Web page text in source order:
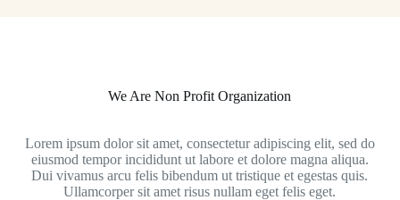
We Are Non Profit Organization
Lorem ipsum dolor sit amet, consectetur adipiscing elit, sed do
eiusmod tempor incididunt ut labore et dolore magna aliqua.
Dui vivamus arcu felis bibendum ut tristique et egestas quis.
Ullamcorper sit amet risus nullam eget felis eget.